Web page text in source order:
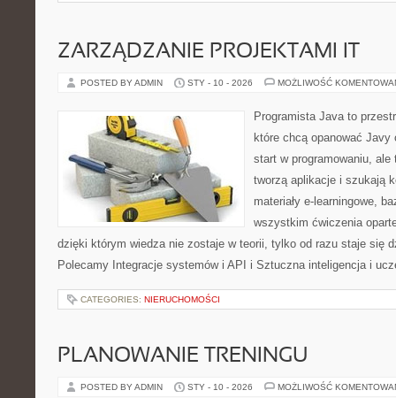
ZARZĄDZANIE PROJEKTAMI IT
POSTED BY ADMIN STY - 10 - 2026 MOŻLIWOŚĆ
Programista Java to
które chcą opanować
start w programowaniu,
tworzą aplikacje i szukają
materiały e-learningowe,
wszystkim ćwiczenia
dzięki którym wiedza nie zostaje w teorii, tylko od razu staje się
Polecamy Integracje systemów i API i Sztuczna inteligencja i
CATEGORIES: NIERUCHOMOŚCI
PLANOWANIE TRENINGU
POSTED BY ADMIN STY - 10 - 2026 MOŻLIWOŚĆ